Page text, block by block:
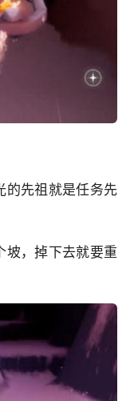
的先祖就是任务先
坡，掉下去就要重